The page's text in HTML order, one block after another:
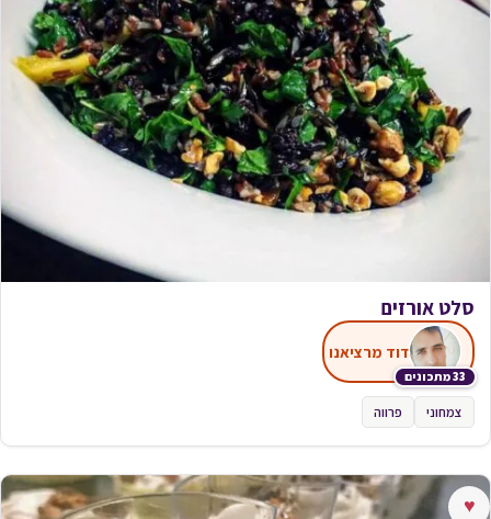
סלט אורזים
33 מתכונים
דוד מרציאנו
צמחוני פרווה
♥